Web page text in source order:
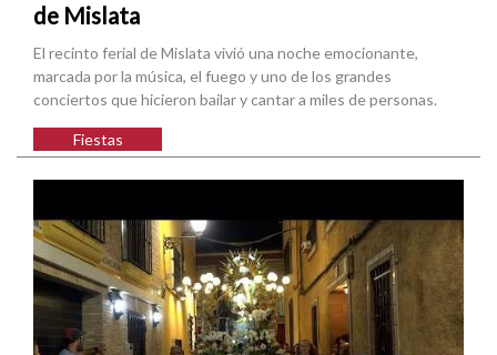
de Mislata
El recinto ferial de Mislata vivió una noche emocionante,
marcada por la música, el fuego y uno de los grandes
conciertos que hicieron bailar y cantar a miles de personas.
Fiestas